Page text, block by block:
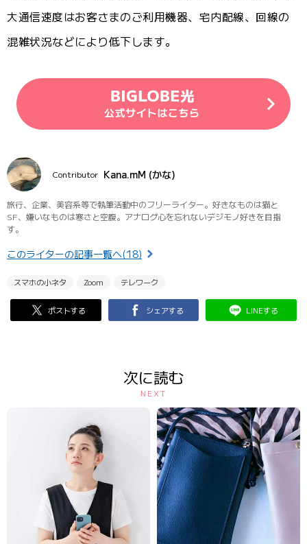
大通信速度はお客さまのご利用機器、宅内配線、回線の
混雑状況などにより低下します。
Contributor Kana.mM (かな)
旅行、企業、美容系等で執筆活動中のフリーライター。好きなものは猫と
SF、嫌いなものは寒さと空腹。アナログ心を忘れないデジモノ好きを目指
す。
このライターの記事一覧へ(18)
スマホの小ネタ Zoom テレワーク
ポストする シェアする LINEする
次に読む
NEXT